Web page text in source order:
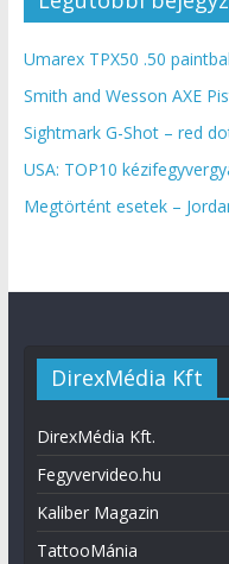
Umarex TPX50 .50
Smith and Wesson AXE
Sightmark G-Shot – red
USA: TOP10
Megtörtént esetek –
DirexMédia Kft
DirexMédia Kft.
Fegyvervideo.hu
Kaliber Magazin
TattooMánia